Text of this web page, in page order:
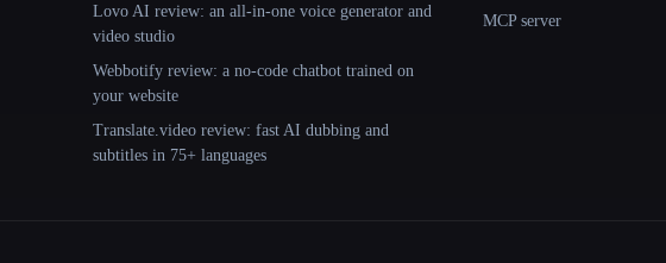
Lovo AI review: an all-in-one voice generator and
video studio
Webbotify review: a no-code chatbot trained on
your website
Translate.video review: fast AI dubbing and
subtitles in 75+ languages
MCP server